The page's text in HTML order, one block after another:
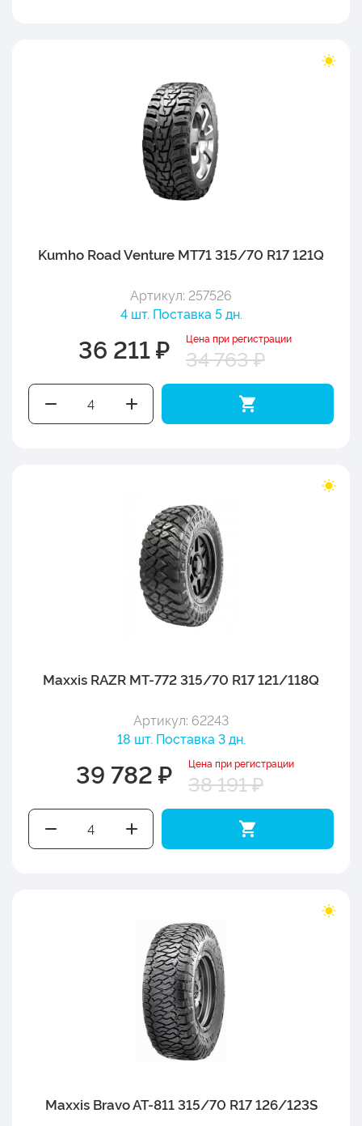
Kumho Road Venture MT71 315/70 R17 121Q
Артикул: 257526
4 шт. Поставка 5 дн.
36 211 ₽ Цена при регистрации
34 763 ₽
Maxxis RAZR MT-772 315/70 R17 121/118Q
Артикул: 62243
18 шт. Поставка 3 дн.
39 782 ₽ Цена при регистрации
38 191 ₽
Maxxis Bravo AT-811 315/70 R17 126/123S